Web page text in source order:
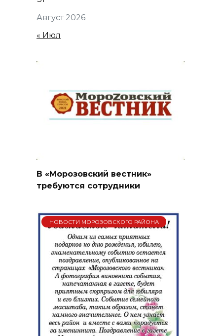
Август 2026
« Июл
В «Морозовский вестник»
требуются сотрудники
НОВОСТИ МОРОЗОВСКОГО РАЙОНА